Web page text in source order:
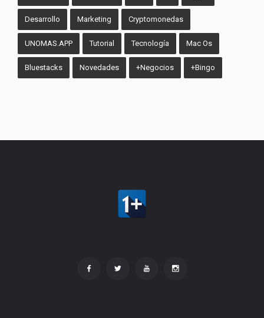
Desarrollo Marketing Cryptomonedas
UNOMAS.APP Tutorial Tecnología Mac Os
Bluestacks Novedades +Negocios +Bingo